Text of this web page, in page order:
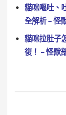
貓咪嘔吐、
全解析 – 怪
貓咪拉肚子
復！ – 怪獸